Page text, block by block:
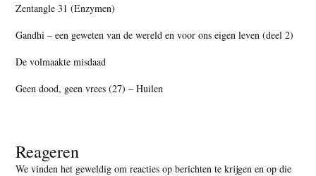
Zentangle 31 (Enzymen)
Gandhi – een geweten van de wereld en voor ons eigen leven (deel 2)
De volmaakte misdaad
Geen dood, geen vrees (27) – Huilen
Reageren
We vinden het geweldig om reacties op berichten te krijgen en op die